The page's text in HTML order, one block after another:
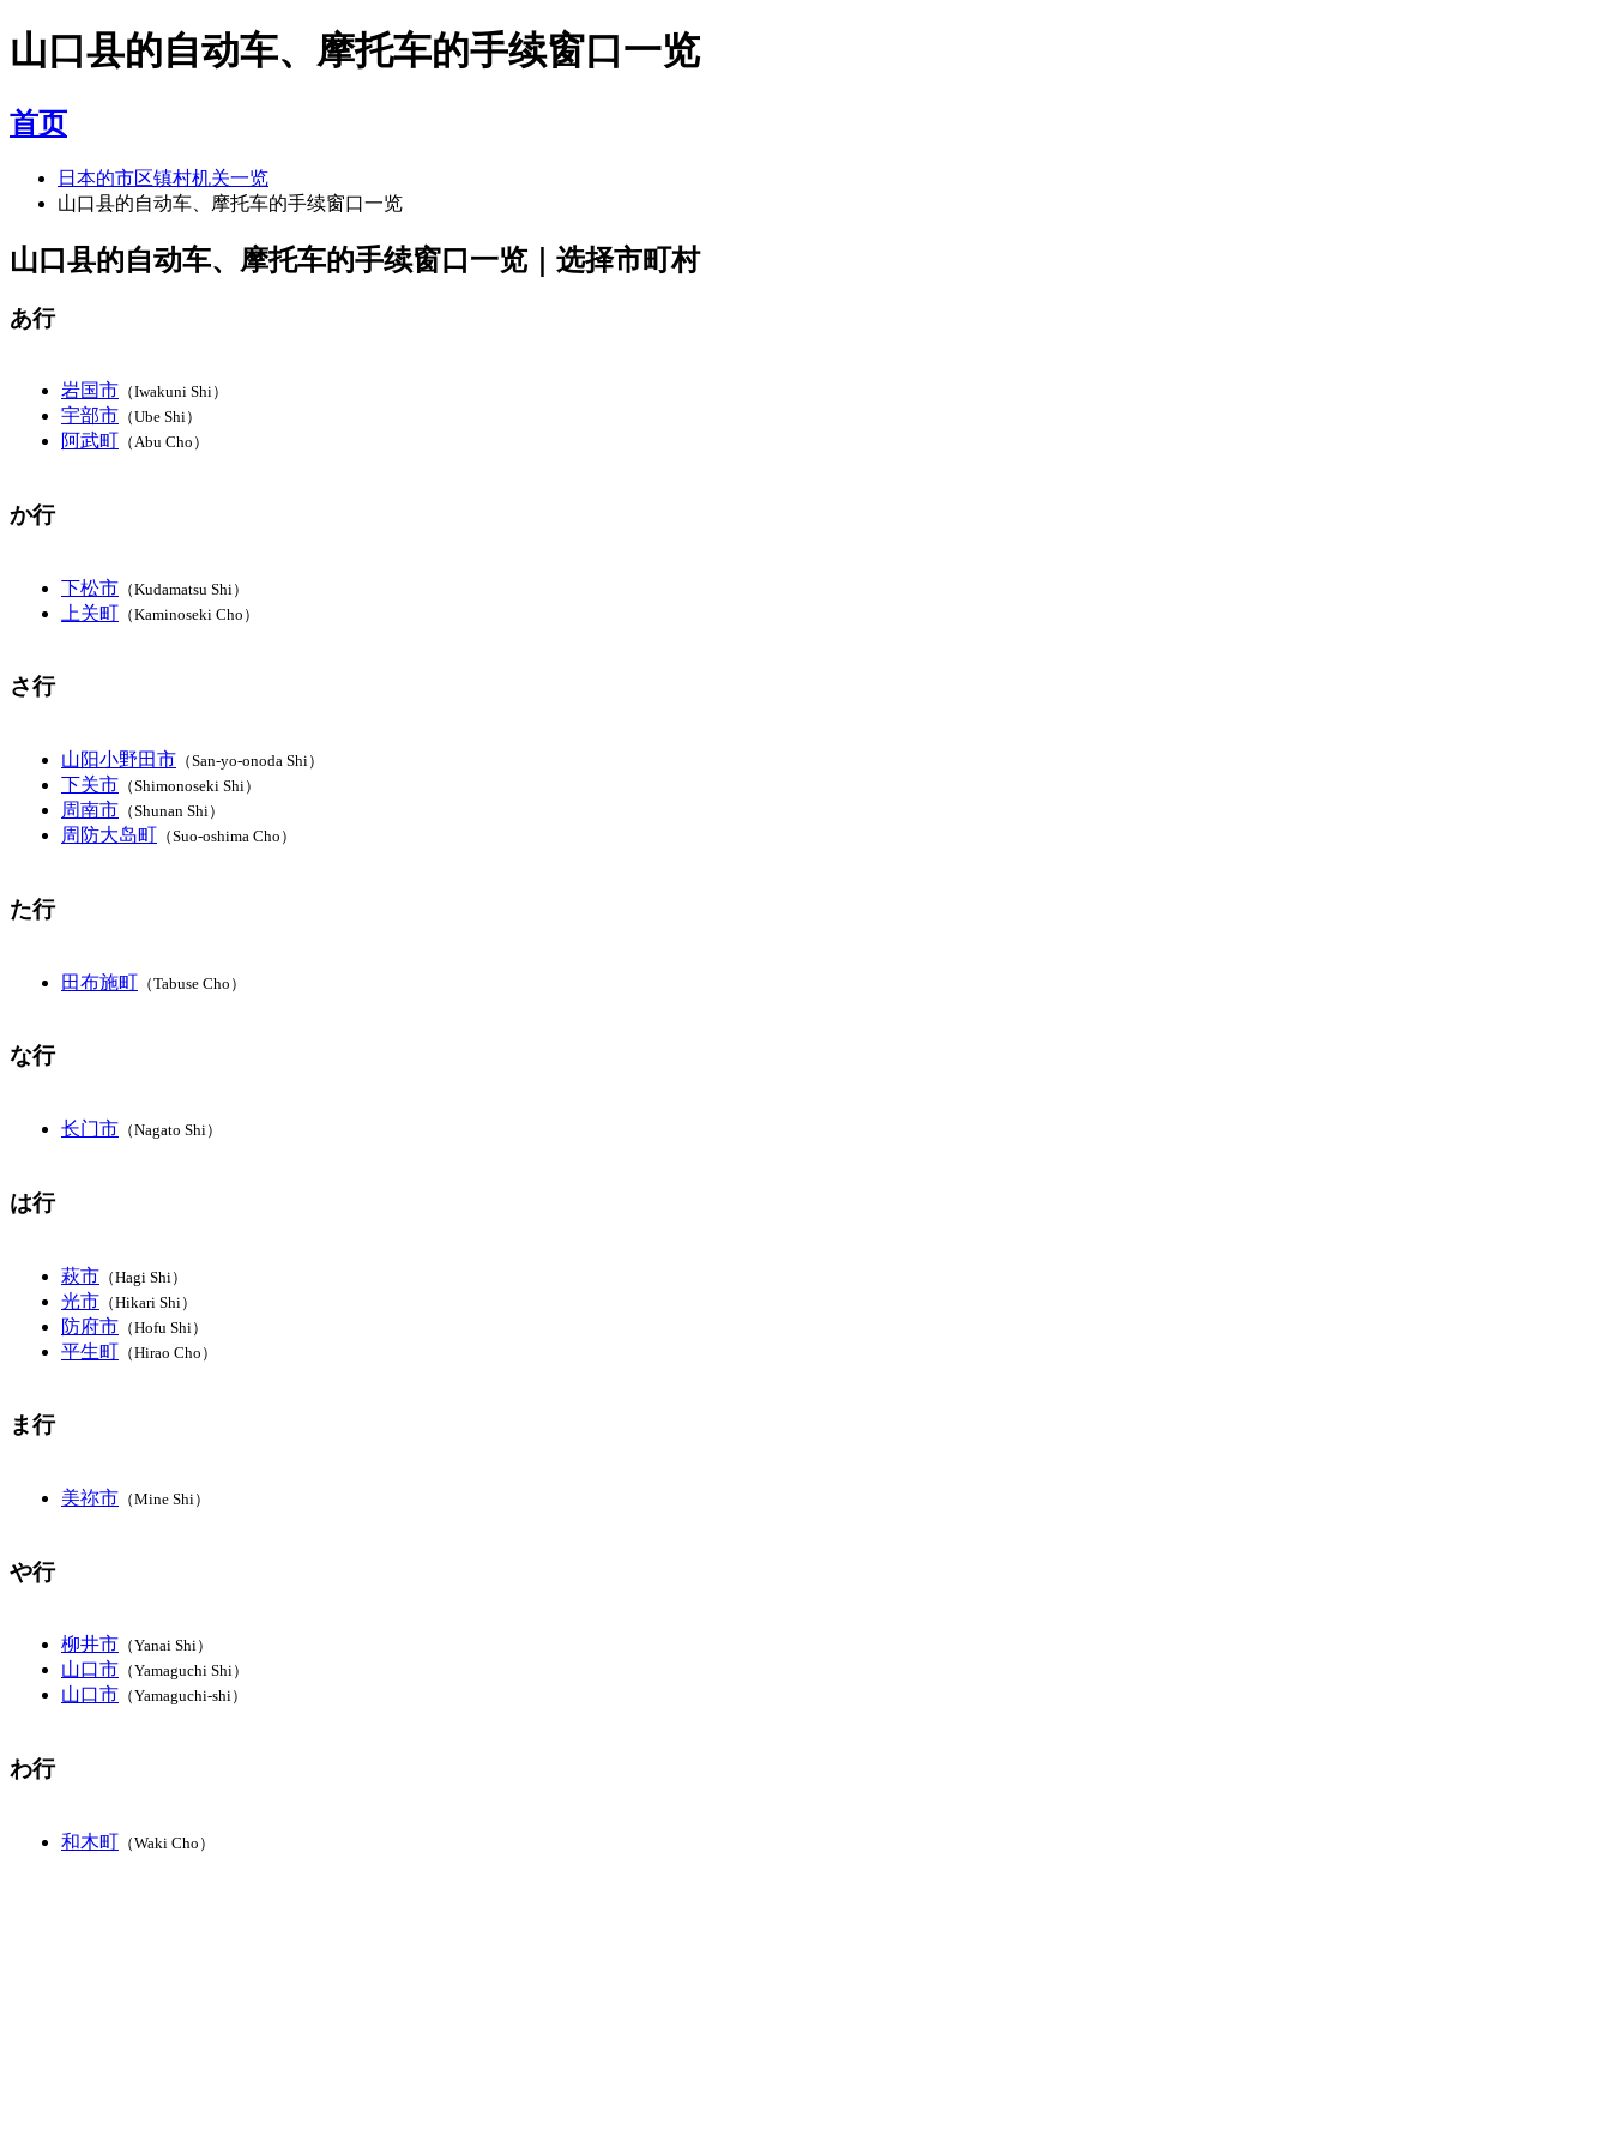
山口县的自动车、摩托车的手续窗口一览
首页
日本的市区镇村机关一览
山口县的自动车、摩托车的手续窗口一览
山口县的自动车、摩托车的手续窗口一览｜选择市町村
あ行
岩国市 （Iwakuni Shi）
宇部市 （Ube Shi）
阿武町 （Abu Cho）
か行
下松市 （Kudamatsu Shi）
上关町 （Kaminoseki Cho）
さ行
山阳小野田市 （San-yo-onoda Shi）
下关市 （Shimonoseki Shi）
周南市 （Shunan Shi）
周防大岛町 （Suo-oshima Cho）
た行
田布施町 （Tabuse Cho）
な行
长门市 （Nagato Shi）
は行
萩市 （Hagi Shi）
光市 （Hikari Shi）
防府市 （Hofu Shi）
平生町 （Hirao Cho）
ま行
美祢市 （Mine Shi）
や行
柳井市 （Yanai Shi）
山口市 （Yamaguchi Shi）
山口市 （Yamaguchi-shi）
わ行
和木町 （Waki Cho）